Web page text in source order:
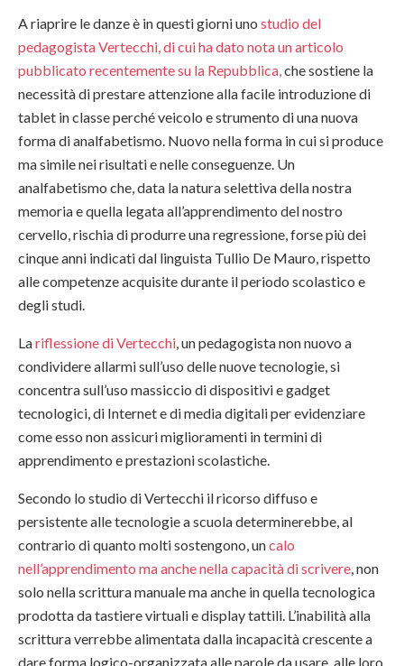
A riaprire le danze è in questi giorni uno studio del
pedagogista Vertecchi, di cui ha dato nota un articolo
pubblicato recentemente su la Repubblica, che sostiene la
necessità di prestare attenzione alla facile introduzione di
tablet in classe perché veicolo e strumento di una nuova
forma di analfabetismo. Nuovo nella forma in cui si produce
ma simile nei risultati e nelle conseguenze. Un
analfabetismo che, data la natura selettiva della nostra
memoria e quella legata all’apprendimento del nostro
cervello, rischia di produrre una regressione, forse più dei
cinque anni indicati dal linguista Tullio De Mauro, rispetto
alle competenze acquisite durante il periodo scolastico e
degli studi.
Lariflessione di Vertecchi , un pedagogista non nuovo a
condividere allarmi sull’uso delle nuove tecnologie, si
concentra sull’uso massiccio di dispositivi e gadget
tecnologici, di Internet e di media digitali per evidenziare
come esso non assicuri miglioramenti in termini di
apprendimento e prestazioni scolastiche.
Secondo lo studio di Vertecchi il ricorso diffuso e
persistente alle tecnologie a scuola determinerebbe, al
contrario di quanto molti sostengono, uncalo
nell’apprendimento ma anche nella capacità di scrivere , non
solo nella scrittura manuale ma anche in quella tecnologica
prodotta da tastiere virtuali e display tattili. L’inabilità alla
scrittura verrebbe alimentata dalla incapacità crescente a
dare forma logico-organizzata alle parole da usare, alle loro